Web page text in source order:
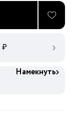
₽
Намекнуть